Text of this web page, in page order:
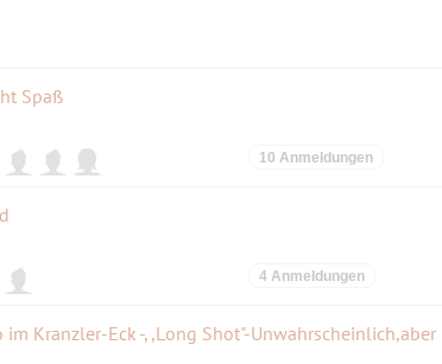
Spaß
10 Anmeldungen
4 Anmeldungen